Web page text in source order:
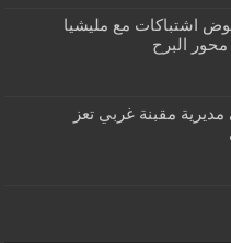
اشتباكات مع مليشيا
محور البرح
مقبنة غربي تعز